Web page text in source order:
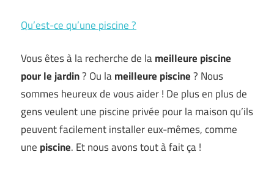
Qu’est-ce qu’une piscine ?
Vous êtes à la recherche de lameilleure piscine
pour le jardin? Ou lameilleure piscine? Nous
sommes heureux de vous aider ! De plus en plus de
gens veulent une piscine privée pour la maison qu’ils
peuvent facilement installer eux-mêmes, comme
une piscine. Et nous avons tout à fait ça !